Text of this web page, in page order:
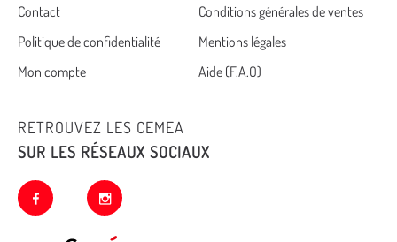
Cemea
footer
Contact
Conditions générales de ventes
Politique de confidentialité
Mentions légales
Mon compte
Aide (F.A.Q)
RETROUVEZ LES CEMEA
SUR LES RÉSEAUX SOCIAUX
facebook instagram